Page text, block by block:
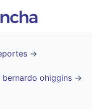
→
ohiggins →